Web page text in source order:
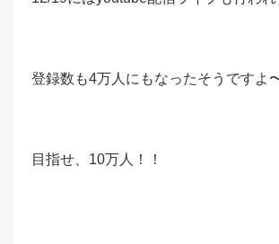
登録数も4万人にもなったそうですよ
目指せ、10万人！！